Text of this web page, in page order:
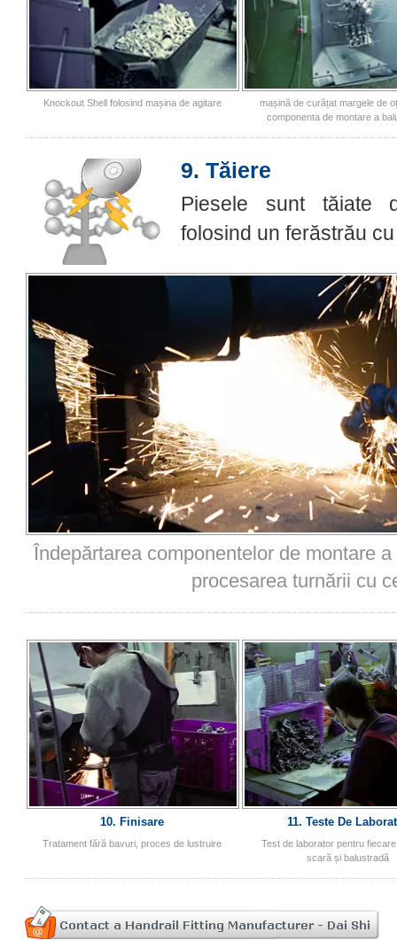
Knockout Shell folosind mașina de agitare
mașină de curățat margele de
componenta de montare a
9. Tăiere
Piesele sunt tăiate
folosind un ferăstrău
Îndepărtarea componentelor de montare
procesarea turnării cu
10. Finisare
Tratament fără bavuri, proces de lustruire
11. Teste De
Test de laborator pentru
scară și balustradă